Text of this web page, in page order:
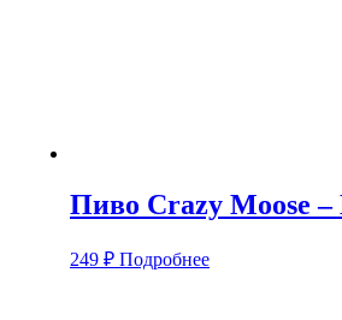
Пиво Crazy Moose
249 ₽ Подробнее